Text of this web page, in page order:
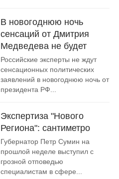
В новогоднюю ночь
сенсаций от Дмитрия
Медведева не будет
Российские эксперты не ждут
сенсационных политических
заявлений в новогоднюю ночь от
президента РФ...
Экспертиза "Нового
Региона": сантиметро
Губернатор Петр Сумин на
прошлой неделе выступил с
грозной отповедью
специалистам в сфере...